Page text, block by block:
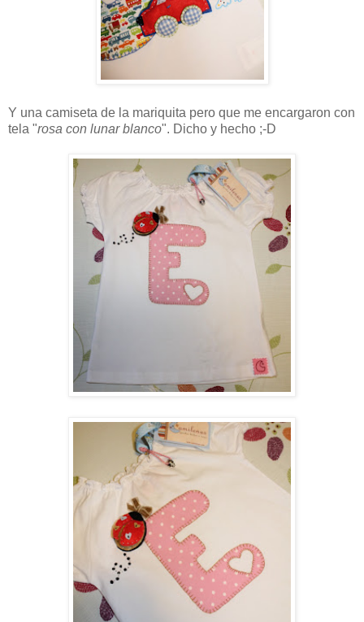
Y una camiseta de la mariquita pero que me encargaron con
tela "rosa con lunar blanco". Dicho y hecho ;-D